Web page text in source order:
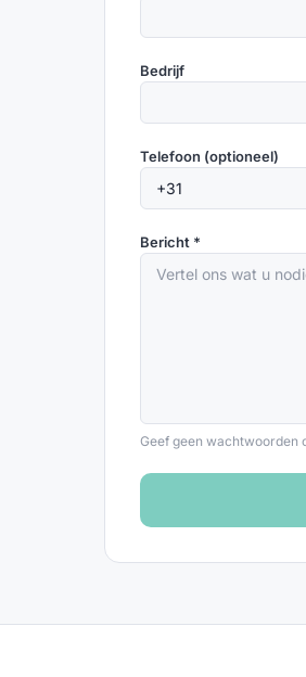
Bedrijf
Telefoon (optioneel)
Bericht *
Geef geen wachtwoorden